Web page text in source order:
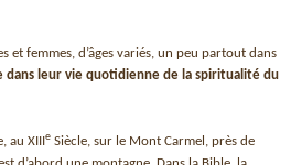
et femmes, d’âges variés, un peu partout dans
dans leur vie quotidienne de la spiritualité du
au XIIIe Siècle, sur le Mont Carmel, près de